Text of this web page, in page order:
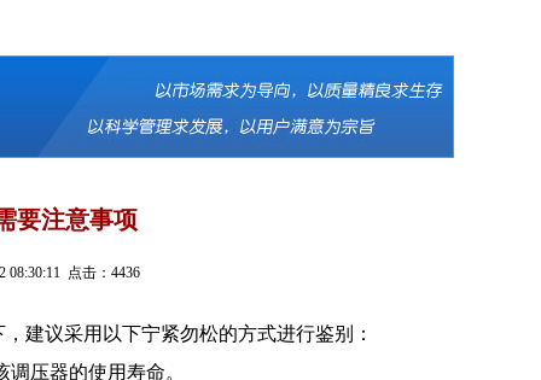
要注意事项
08:30:11 点击：4436
建议采用以下宁紧勿松的方式进行鉴别：
压器的使用寿命。